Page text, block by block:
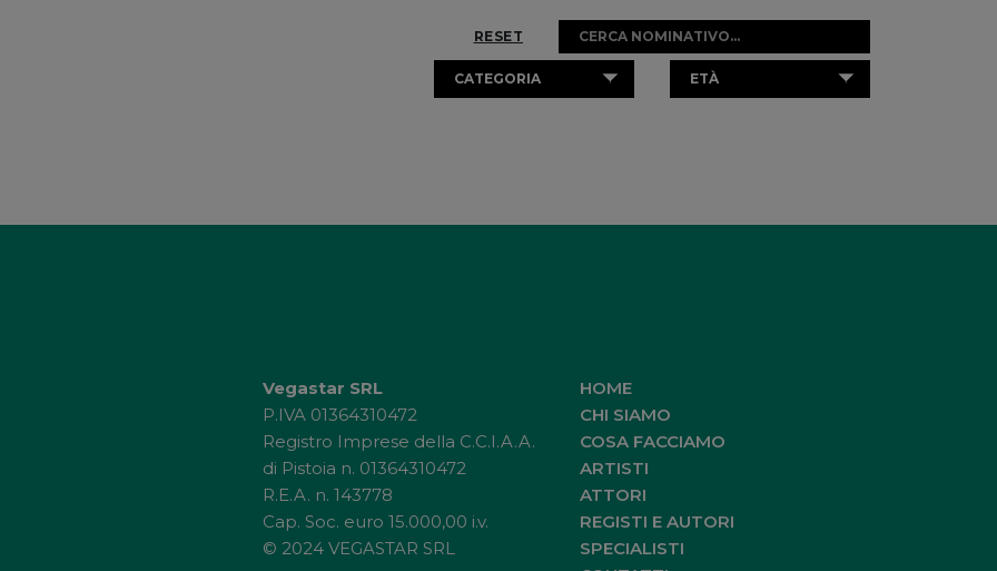
RESET
CATEGORIA ETÀ
Vegastar SRL
P.IVA 01364310472
Registro Imprese della C.C.I.A.A.
di Pistoia n. 01364310472
R.E.A. n. 143778
Cap. Soc. euro 15.000,00 i.v.
© 2024 VEGASTAR SRL
HOME
CHI SIAMO
COSA FACCIAMO
ARTISTI
ATTORI
REGISTI E AUTORI
SPECIALISTI